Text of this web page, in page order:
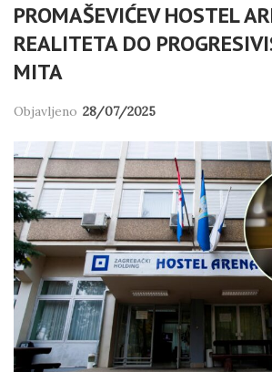
PROMAŠEVIĆEV HOSTEL
REALITETA DO
MITA
Objavljeno 28/07/2025